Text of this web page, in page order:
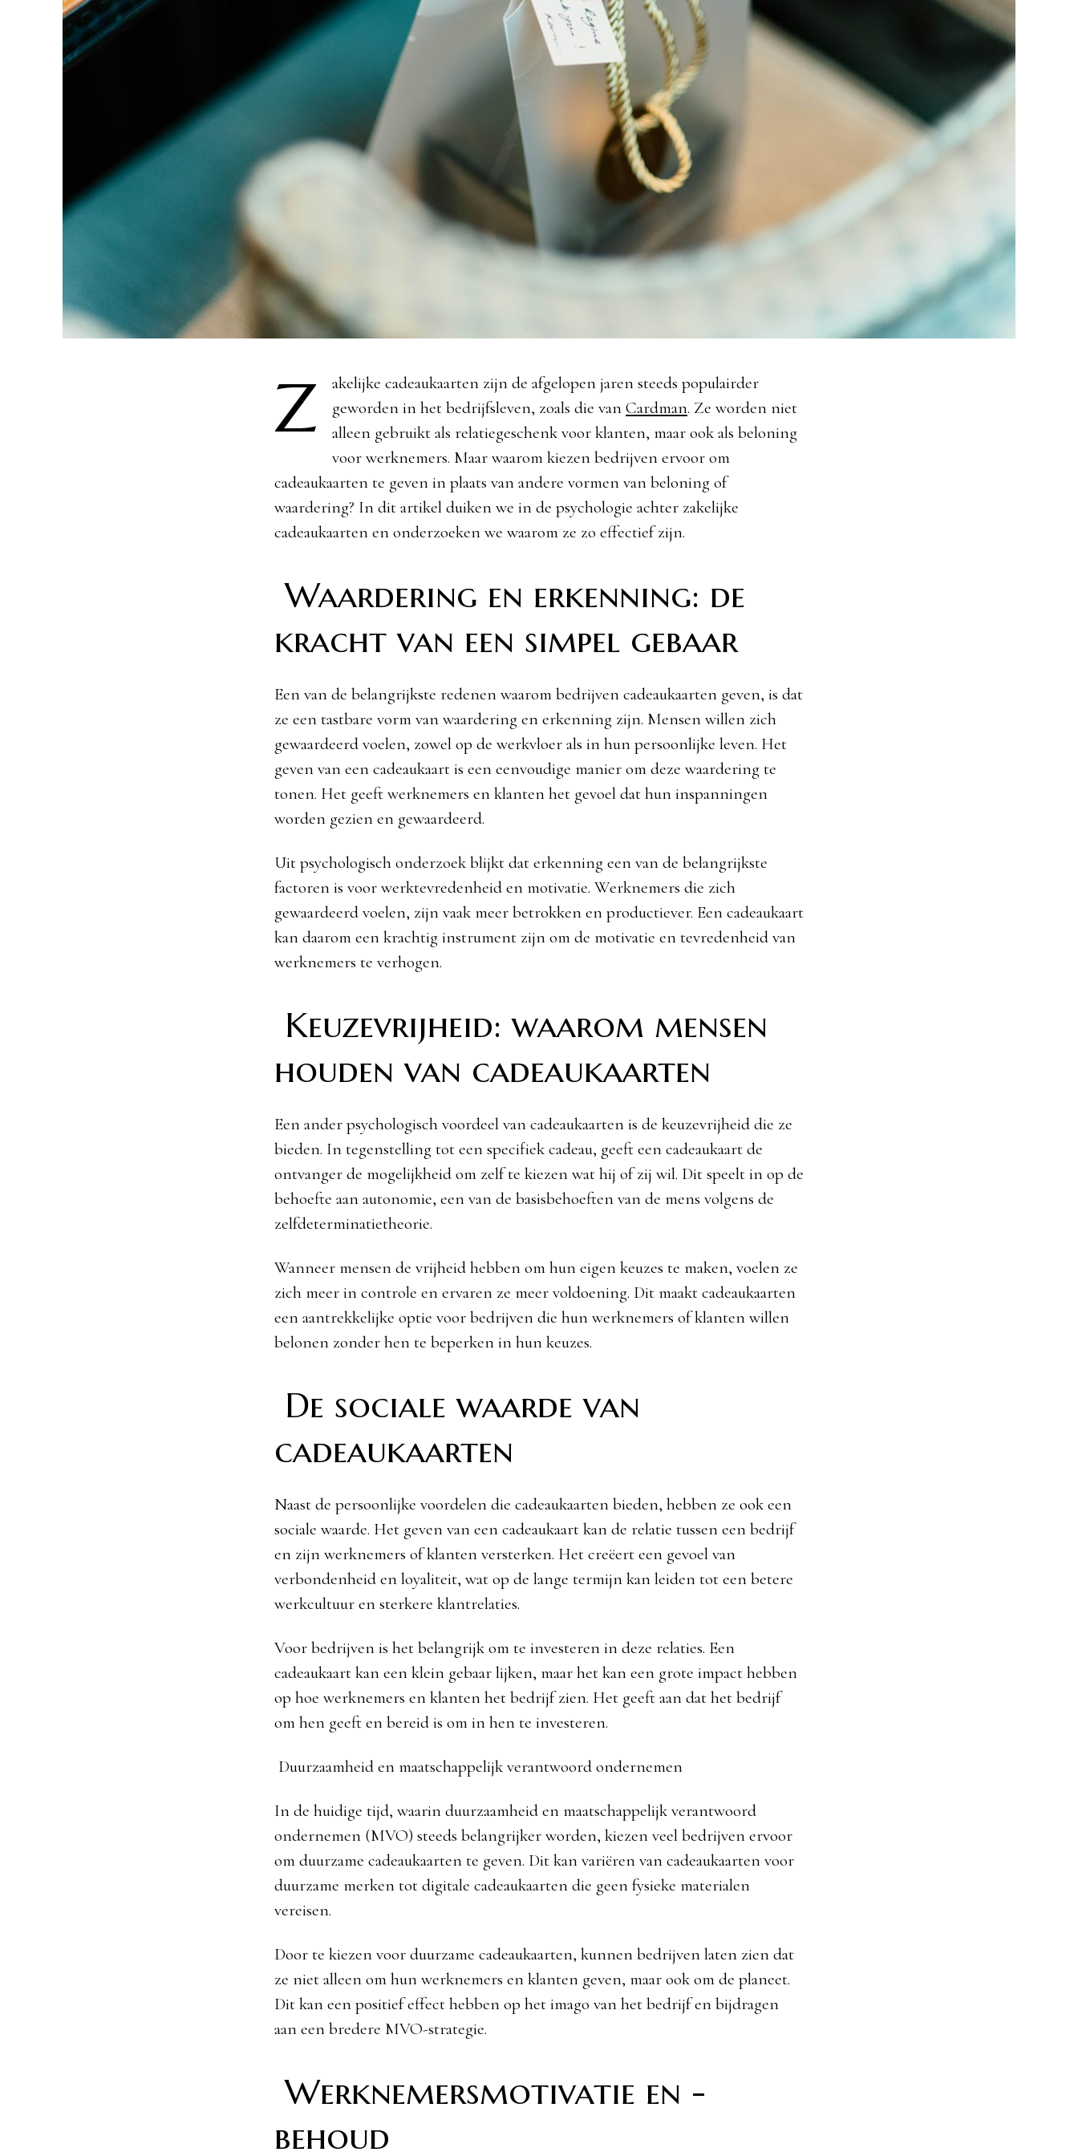
Z
akelijke cadeaukaarten zijn de afgelopen jaren steeds populairder
geworden in het bedrijfsleven, zoals die van Cardman. Ze worden niet
alleen gebruikt als relatiegeschenk voor klanten, maar ook als beloning
voor werknemers. Maar waarom kiezen bedrijven ervoor om
cadeaukaarten te geven in plaats van andere vormen van beloning of
waardering? In dit artikel duiken we in de psychologie achter zakelijke
cadeaukaarten en onderzoeken we waarom ze zo effectief zijn.
Waardering en erkenning: de
kracht van een simpel gebaar
Een van de belangrijkste redenen waarom bedrijven cadeaukaarten geven, is dat
ze een tastbare vorm van waardering en erkenning zijn. Mensen willen zich
gewaardeerd voelen, zowel op de werkvloer als in hun persoonlijke leven. Het
geven van een cadeaukaart is een eenvoudige manier om deze waardering te
tonen. Het geeft werknemers en klanten het gevoel dat hun inspanningen
worden gezien en gewaardeerd.
Uit psychologisch onderzoek blijkt dat erkenning een van de belangrijkste
factoren is voor werktevredenheid en motivatie. Werknemers die zich
gewaardeerd voelen, zijn vaak meer betrokken en productiever. Een cadeaukaart
kan daarom een krachtig instrument zijn om de motivatie en tevredenheid van
werknemers te verhogen.
Keuzevrijheid: waarom mensen
houden van cadeaukaarten
Een ander psychologisch voordeel van cadeaukaarten is de keuzevrijheid die ze
bieden. In tegenstelling tot een specifiek cadeau, geeft een cadeaukaart de
ontvanger de mogelijkheid om zelf te kiezen wat hij of zij wil. Dit speelt in op de
behoefte aan autonomie, een van de basisbehoeften van de mens volgens de
zelfdeterminatietheorie.
Wanneer mensen de vrijheid hebben om hun eigen keuzes te maken, voelen ze
zich meer in controle en ervaren ze meer voldoening. Dit maakt cadeaukaarten
een aantrekkelijke optie voor bedrijven die hun werknemers of klanten willen
belonen zonder hen te beperken in hun keuzes.
De sociale waarde van
cadeaukaarten
Naast de persoonlijke voordelen die cadeaukaarten bieden, hebben ze ook een
sociale waarde. Het geven van een cadeaukaart kan de relatie tussen een bedrijf
en zijn werknemers of klanten versterken. Het creëert een gevoel van
verbondenheid en loyaliteit, wat op de lange termijn kan leiden tot een betere
werkcultuur en sterkere klantrelaties.
Voor bedrijven is het belangrijk om te investeren in deze relaties. Een
cadeaukaart kan een klein gebaar lijken, maar het kan een grote impact hebben
op hoe werknemers en klanten het bedrijf zien. Het geeft aan dat het bedrijf
om hen geeft en bereid is om in hen te investeren.
Duurzaamheid en maatschappelijk verantwoord ondernemen
In de huidige tijd, waarin duurzaamheid en maatschappelijk verantwoord
ondernemen (MVO) steeds belangrijker worden, kiezen veel bedrijven ervoor
om duurzame cadeaukaarten te geven. Dit kan variëren van cadeaukaarten voor
duurzame merken tot digitale cadeaukaarten die geen fysieke materialen
vereisen.
Door te kiezen voor duurzame cadeaukaarten, kunnen bedrijven laten zien dat
ze niet alleen om hun werknemers en klanten geven, maar ook om de planeet.
Dit kan een positief effect hebben op het imago van het bedrijf en bijdragen
aan een bredere MVO-strategie.
Werknemersmotivatie en -
behoud